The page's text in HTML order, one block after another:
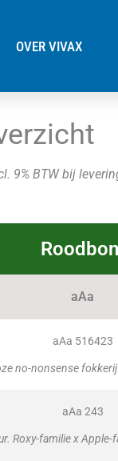
OVER VIVAX
9% BTW bij
aAa
aAa 516423
no-nonsense
aAa 243
Roxy-familie x Apple-